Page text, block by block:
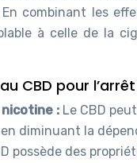
combinant les
à celle de la
CBD pour
: Le CBD
diminuant la
possède des